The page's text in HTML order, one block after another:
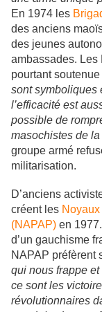
En 1974 les
des anciens
des jeunes
ambassades. Les
pourtant soutenue
sont symboliques
l’efficacité est
possible de
masochistes de
groupe armé
militarisation.
D’anciens
créent les
(NAPAP) en
d’un gauchisme
NAPAP préfèrent
qui nous frappe
ce sont les
révolutionnaires